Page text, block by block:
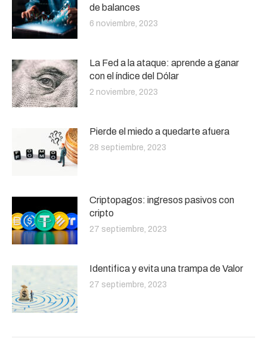
de balances
6 noviembre, 2023
La Fed a la ataque: aprende a ganar
con el índice del Dólar
2 noviembre, 2023
Pierde el miedo a quedarte afuera
28 septiembre, 2023
Criptopagos: ingresos pasivos con
cripto
27 septiembre, 2023
Identifica y evita una trampa de Valor
27 septiembre, 2023